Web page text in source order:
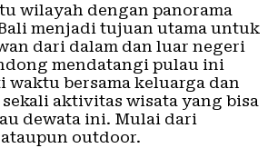
wilayah dengan panorama
menjadi tujuan utama untuk
dari dalam dan luar negeri
mendatangi pulau ini
bersama keluarga dan
sekali aktivitas wisata yang bisa
dewata ini. Mulai dari
outdoor.